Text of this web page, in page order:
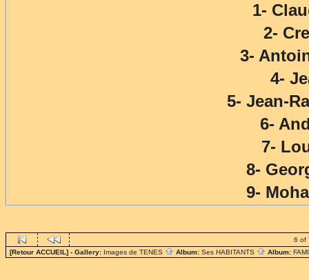
1-
2-
3-
4-
5- Jean-
6-
7-
8-
9-
6 of
[Retour ACCUEIL] - Gallery: Images de TENES Album: Ses HABITANTS Album: